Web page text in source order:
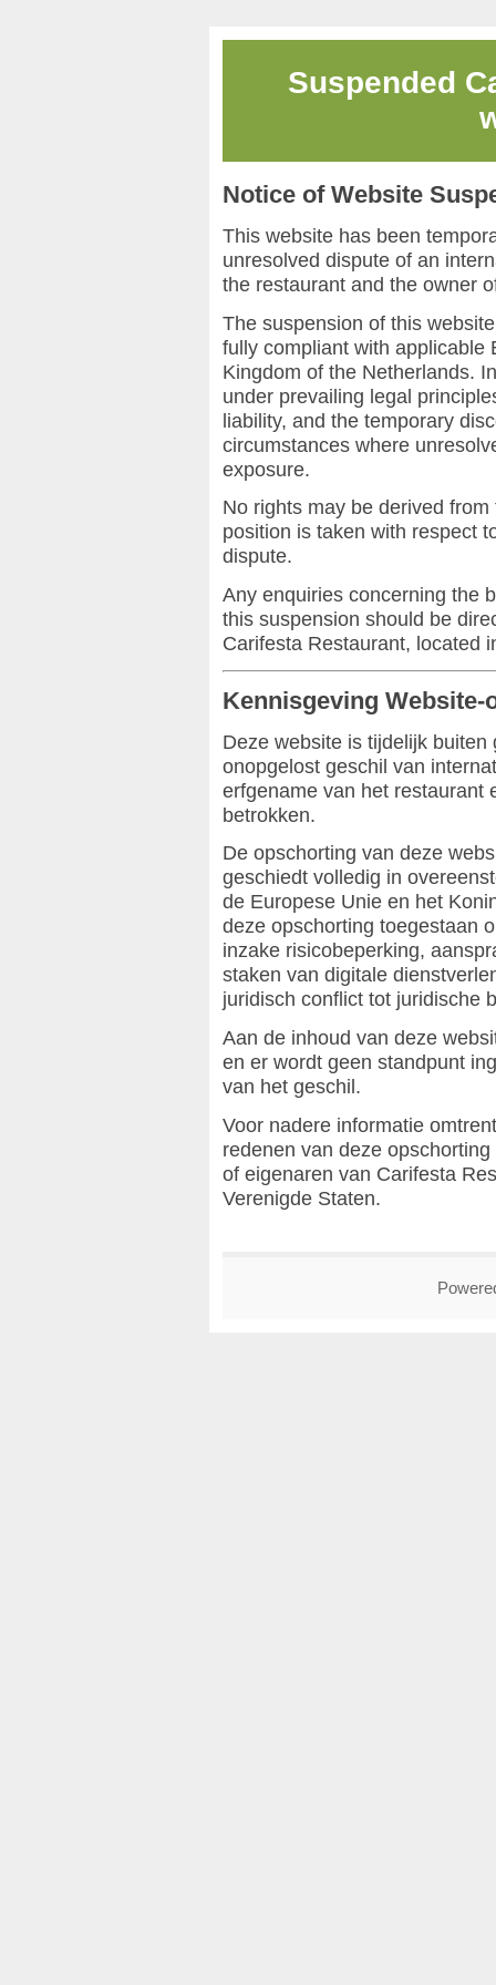
Suspended
Notice of Website
This website has been
unresolved dispute of an
the restaurant and the owner
The suspension of this
fully compliant with applicable
Kingdom of the Netherlands.
under prevailing legal
liability, and the temporary
circumstances where
exposure.
No rights may be derived
position is taken with respect
dispute.
Any enquiries concerning the
this suspension should be
Carifesta Restaurant, located
Kennisgeving
Deze website is tijdelijk
onopgelost geschil van
erfgename van het restaurant
betrokken.
De opschorting van deze
geschiedt volledig in
de Europese Unie en het
deze opschorting toegestaan
inzake risicobeperking,
staken van digitale
juridisch conflict tot juridische
Aan de inhoud van deze
en er wordt geen standpunt
van het geschil.
Voor nadere informatie
redenen van deze
of eigenaren van Carifesta
Verenigde Staten.